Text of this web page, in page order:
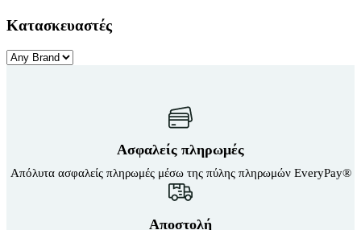
Κατασκευαστές
Ασφαλείς πληρωμές
Απόλυτα ασφαλείς πληρωμές μέσω της πύλης πληρωμών EveryPay®
Αποστολή